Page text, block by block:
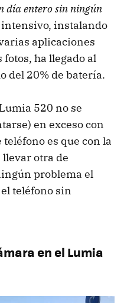
día entero sin ningún
intensivo, instalando
aplicaciones
ha llegado al
del 20% de batería.
520 no se
en exceso con
es que con la
otra de
problema el
teléfono sin
en el Lumia